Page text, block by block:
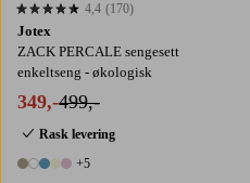
Jotex
ZACK PERCALE sengesett
enkeltseng - økologisk
349,-499,-
Rask levering
10 farger
+5
4,4 basert på 170 karaktergivninger
4,4 (170)